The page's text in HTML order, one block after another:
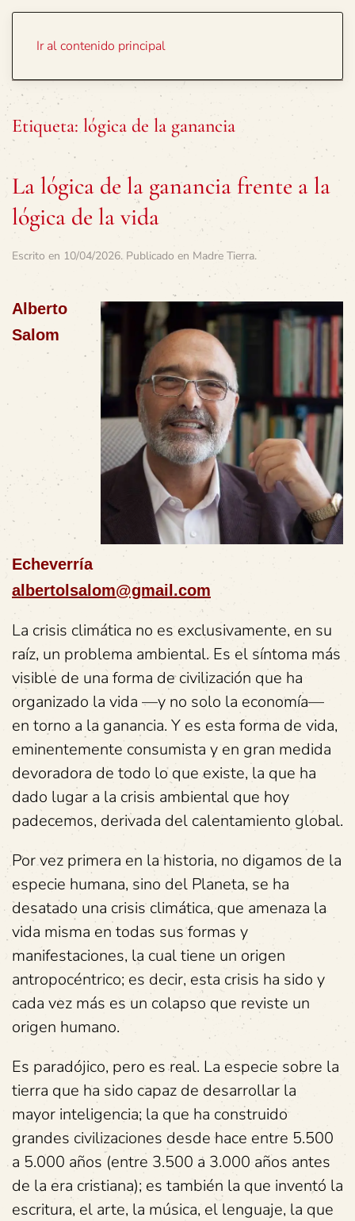
Ir al contenido principal
Etiqueta: lógica de la ganancia
La lógica de la ganancia frente a la
lógica de la vida
Escrito en 10/04/2026. Publicado en Madre Tierra.
Alberto
Salom
Echeverría
albertolsalom@gmail.com
La crisis climática no es exclusivamente, en su
raíz, un problema ambiental. Es el síntoma más
visible de una forma de civilización que ha
organizado la vida —y no solo la economía—
en torno a la ganancia. Y es esta forma de vida,
eminentemente consumista y en gran medida
devoradora de todo lo que existe, la que ha
dado lugar a la crisis ambiental que hoy
padecemos, derivada del calentamiento global.
Por vez primera en la historia, no digamos de la
especie humana, sino del Planeta, se ha
desatado una crisis climática, que amenaza la
vida misma en todas sus formas y
manifestaciones, la cual tiene un origen
antropocéntrico; es decir, esta crisis ha sido y
cada vez más es un colapso que reviste un
origen humano.
Es paradójico, pero es real. La especie sobre la
tierra que ha sido capaz de desarrollar la
mayor inteligencia; la que ha construido
grandes civilizaciones desde hace entre 5.500
a 5.000 años (entre 3.500 a 3.000 años antes
de la era cristiana); es también la que inventó la
escritura, el arte, la música, el lenguaje, la que